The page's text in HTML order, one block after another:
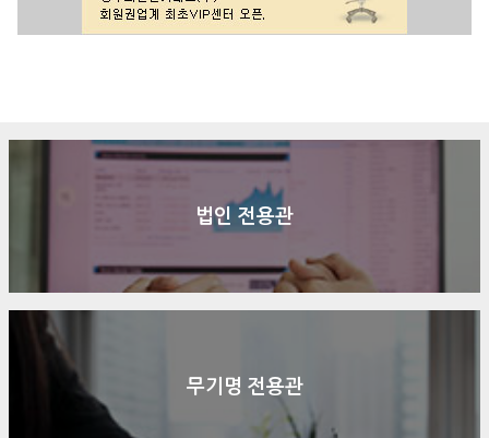
구매문의 상담신청
법인 전용관
무기명 전용관